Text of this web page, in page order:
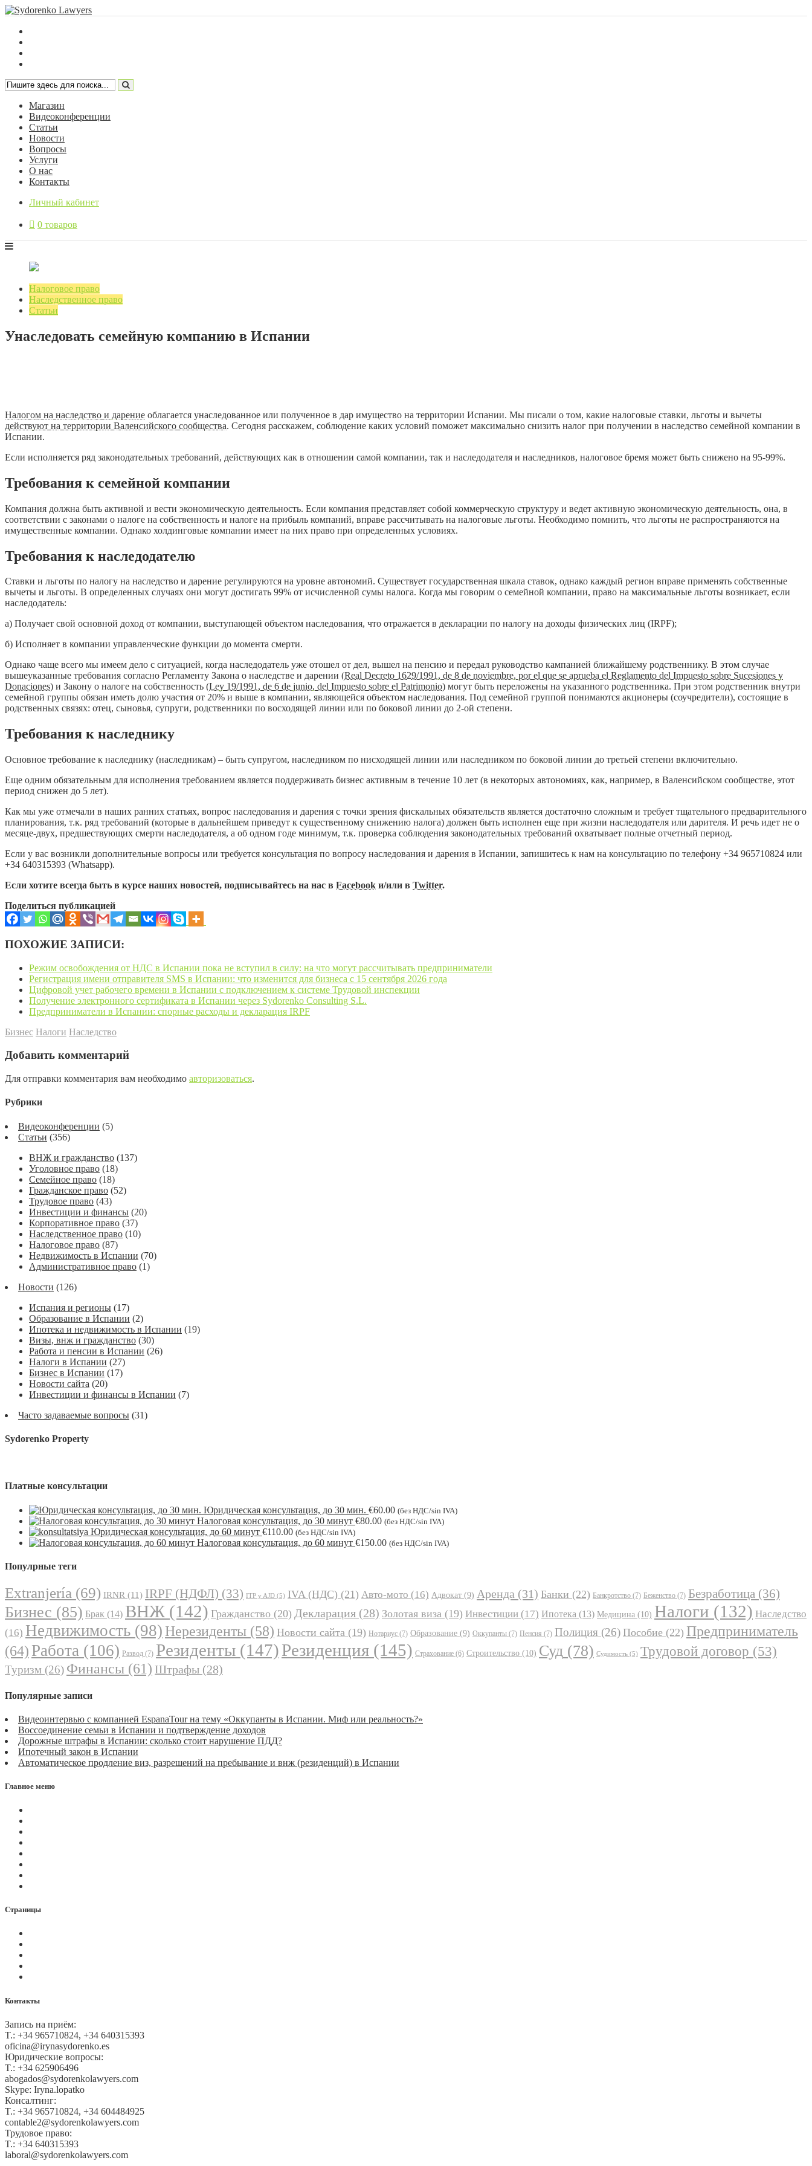
Магазин
Видеоконференции
Статьи
Новости
Вопросы
Услуги
О нас
Контакты
Личный кабинет
0 товаров
Налоговое право
Наследственное право
Статьи
Унаследовать семейную компанию в Испании
Налогом на наследство и дарение облагается унаследованное или полученное в дар имущество на территории Испании. Мы писали о том, какие налоговые ставки, льготы и вычеты
действуют на территории Валенсийского сообщества. Сегодня расскажем, соблюдение каких условий поможет максимально снизить налог при получении в наследство семейной компании в
Испании.
Если исполняется ряд законодательных требований, действующих как в отношении самой компании, так и наследодателя и наследников, налоговое бремя может быть снижено на 95-99%.
Требования к семейной компании
Компания должна быть активной и вести экономическую деятельность. Если компания представляет собой коммерческую структуру и ведет активную экономическую деятельность, она, в
соответствии с законами о налоге на собственность и налоге на прибыль компаний, вправе рассчитывать на налоговые льготы. Необходимо помнить, что льготы не распространяются на
имущественные компании. Однако холдинговые компании имеет на них право при определенных условиях.
Требования к наследодателю
Ставки и льготы по налогу на наследство и дарение регулируются на уровне автономий. Существует государственная шкала ставок, однако каждый регион вправе применять собственные
вычеты и льготы. В определенных случаях они могут достигать 99% от исчисленной сумы налога. Когда мы говорим о семейной компании, право на максимальные льготы возникает, если
наследодатель:
а) Получает свой основной доход от компании, выступающей объектом наследования, что отражается в декларации по налогу на доходы физических лиц (IRPF);
б) Исполняет в компании управленческие функции до момента смерти.
Однако чаще всего мы имеем дело с ситуацией, когда наследодатель уже отошел от дел, вышел на пенсию и передал руководство кампанией ближайшему родственнику. В этом случае
вышеуказанные требования согласно Регламенту Закона о наследстве и дарении (Real Decreto 1629/1991, de 8 de noviembre, por el que se aprueba el Reglamento del Impuesto sobre Sucesiones y
Donaciones) и Закону о налоге на собственность (Ley 19/1991, de 6 de junio, del Impuesto sobre el Patrimonio) могут быть переложены на указанного родственника. При этом родственник внутри
семейной группы обязан иметь долю участия от 20% и выше в компании, являющейся объектом наследования. Под семейной группой понимаются акционеры (соучредители), состоящие в
родственных связях: отец, сыновья, супруги, родственники по восходящей линии или по боковой линии до 2-ой степени.
Требования к наследнику
Основное требование к наследнику (наследникам) – быть супругом, наследником по нисходящей линии или наследником по боковой линии до третьей степени включительно.
Еще одним обязательным для исполнения требованием является поддерживать бизнес активным в течение 10 лет (в некоторых автономиях, как, например, в Валенсийском сообществе, этот
период снижен до 5 лет).
Как мы уже отмечали в наших ранних статьях, вопрос наследования и дарения с точки зрения фискальных обязательств является достаточно сложным и требует тщательного предварительного
планирования, т.к. ряд требований (которые в дальнейшем приведут к существенному снижению налога) должен быть исполнен еще при жизни наследодателя или дарителя. И речь идет не о
месяце-двух, предшествующих смерти наследодателя, а об одном годе минимум, т.к. проверка соблюдения законодательных требований охватывает полные отчетный период.
Если у вас возникли дополнительные вопросы или требуется консультация по вопросу наследования и дарения в Испании, запишитесь к нам на консультацию по телефону +34 965710824 или
+34 640315393 (Whatsapp).
Если хотите всегда быть в курсе наших новостей, подписывайтесь на нас в Facebook и/или в Twitter.
Поделиться публикацией
ПОХОЖИЕ ЗАПИСИ:
Режим освобождения от НДС в Испании пока не вступил в силу: на что могут рассчитывать предприниматели
Регистрация имени отправителя SMS в Испании: что изменится для бизнеса с 15 сентября 2026 года
Цифровой учет рабочего времени в Испании с подключением к системе Трудовой инспекции
Получение электронного сертификата в Испании через Sydorenko Consulting S.L.
Предприниматели в Испании: спорные расходы и декларация IRPF
Бизнес Налоги Наследство
Добавить комментарий
Для отправки комментария вам необходимо авторизоваться.
Рубрики
Видеоконференции (5)
Статьи (356)
ВНЖ и гражданство (137)
Уголовное право (18)
Семейное право (18)
Гражданское право (52)
Трудовое право (43)
Инвестиции и финансы (20)
Корпоративное право (37)
Наследственное право (10)
Налоговое право (87)
Недвижимость в Испании (70)
Административное право (1)
Новости (126)
Испания и регионы (17)
Образование в Испании (2)
Ипотека и недвижимость в Испании (19)
Визы, внж и гражданство (30)
Работа и пенсии в Испании (26)
Налоги в Испании (27)
Бизнес в Испании (17)
Новости сайта (20)
Инвестиции и финансы в Испании (7)
Часто задаваемые вопросы (31)
Sydorenko Property
Платные консультации
Юридическая консультация, до 30 мин. €60.00 (без НДС/sin IVA)
Налоговая консультация, до 30 минут €80.00 (без НДС/sin IVA)
Юридическая консультация, до 60 минут €110.00 (без НДС/sin IVA)
Налоговая консультация, до 60 минут €150.00 (без НДС/sin IVA)
Популрные теги
Extranjería (69) IRNR (11) IRPF (НДФЛ) (33) ITP y AJD (5) IVA (НДС) (21) Авто-мото (16) Адвокат (9) Аренда (31) Банки (22) Банкротство (7) Беженство (7) Безработица (36)
Бизнес (85) Брак (14) ВНЖ (142) Гражданство (20) Декларация (28) Золотая виза (19) Инвестиции (17) Ипотека (13) Медицина (10) Налоги (132) Наследство
(16) Недвижимость (98) Нерезиденты (58) Новости сайта (19) Нотариус (7) Образование (9) Оккупанты (7) Пенсия (7) Полиция (26) Пособие (22) Предприниматель
(64) Работа (106) Развод (7) Резиденты (147)Резиденция (145) Страхование (6) Строительство (10) Суд (78) Судимость (5) Трудовой договор (53)
Туризм (26) Финансы (61) Штрафы (28)
Популярные записи
Видеоинтервью с компанией EspanaTour на тему «Оккупанты в Испании. Миф или реальность?»
Воссоединение семьи в Испании и подтверждение доходов
Дорожные штрафы в Испании: сколько стоит нарушение ПДД?
Ипотечный закон в Испании
Автоматическое продление виз, разрешений на пребывание и внж (резиденций) в Испании
Главное меню
Страницы
Контакты
Запись на приём:
T.: +34 965710824, +34 640315393
oficina@irynasydorenko.es
Юридические вопросы:
T.: +34 625906496
abogados@sydorenkolawyers.com
Skype: Iryna.lopatko
Консалтинг:
T.: +34 965710824, +34 604484925
contable2@sydorenkolawyers.com
Трудовое право:
T.: +34 640315393
laboral@sydorenkolawyers.com